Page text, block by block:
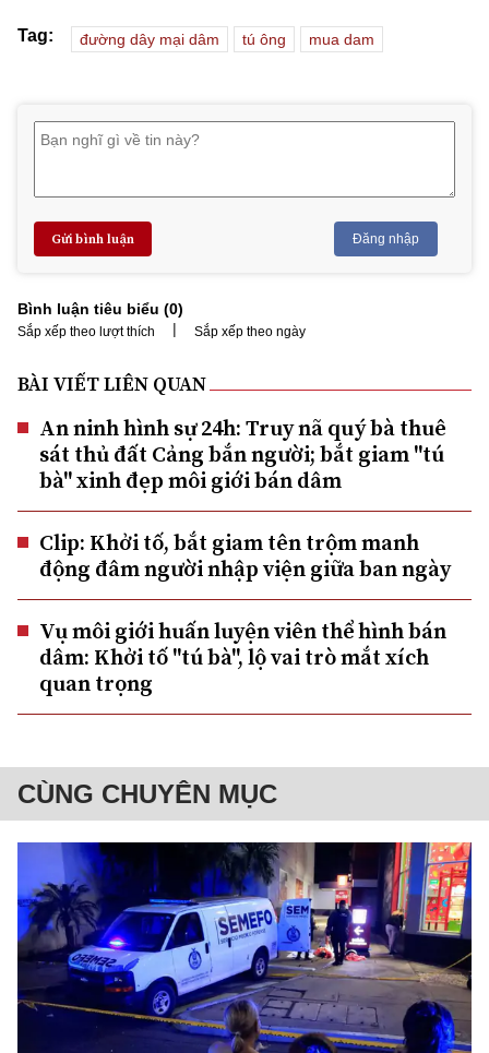
Tag: đường dây mại dâm tú ông mua dam
Gửi bình luận Đăng nhập
Bình luận tiêu biểu (0)
Sắp xếp theo lượt thích | Sắp xếp theo ngày
BÀI VIẾT LIÊN QUAN
An ninh hình sự 24h: Truy nã quý bà thuê
sát thủ đất Cảng bắn người; bắt giam "tú
bà" xinh đẹp môi giới bán dâm
Clip: Khởi tố, bắt giam tên trộm manh
động đâm người nhập viện giữa ban ngày
Vụ môi giới huấn luyện viên thể hình bán
dâm: Khởi tố "tú bà", lộ vai trò mắt xích
quan trọng
CÙNG CHUYÊN MỤC